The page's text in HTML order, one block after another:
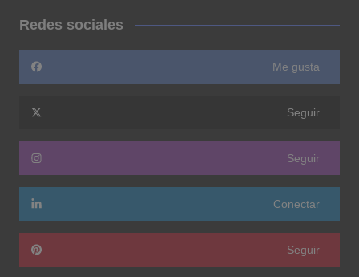
Redes sociales
Me gusta
Seguir
Seguir
Conectar
Seguir